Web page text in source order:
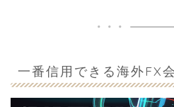
一番信用できる海外FX